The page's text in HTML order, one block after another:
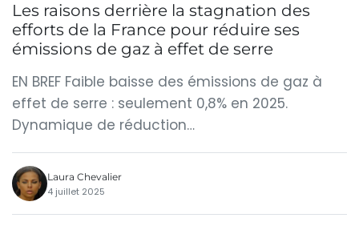
Les raisons derrière la stagnation des
efforts de la France pour réduire ses
émissions de gaz à effet de serre
EN BREF Faible baisse des émissions de gaz à
effet de serre : seulement 0,8% en 2025.
Dynamique de réduction…
Laura Chevalier
4 juillet 2025